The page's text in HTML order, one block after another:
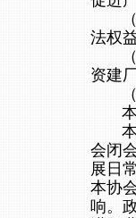
（
法权
（
资建
（
本
本
会闭
展日
本协
响。